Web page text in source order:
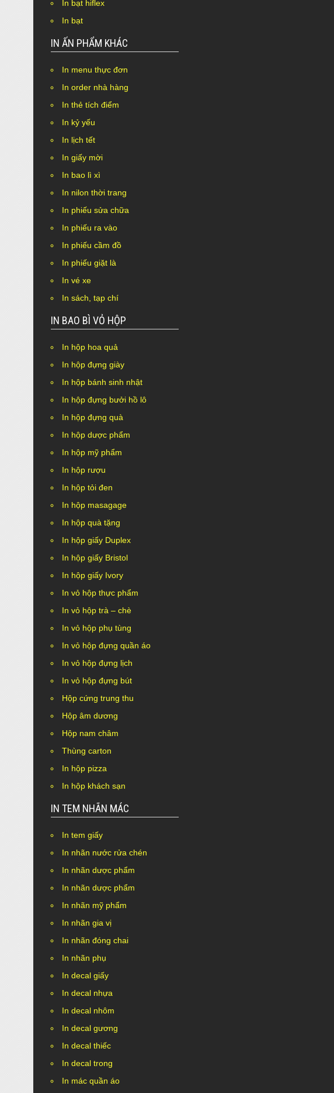
In bạt hiflex
In bạt
IN ẤN PHẨM KHÁC
In menu thực đơn
In order nhà hàng
In thẻ tích điểm
In kỷ yếu
In lịch tết
In giấy mời
In bao lì xì
In nilon thời trang
In phiếu sửa chữa
In phiếu ra vào
In phiếu cầm đồ
In phiếu giặt là
In vé xe
In sách, tạp chí
IN BAO BÌ VỎ HỘP
In hộp hoa quả
In hộp đựng giày
In hộp bánh sinh nhật
In hộp đựng bưởi hồ lô
In hộp đựng quà
In hộp dược phẩm
In hộp mỹ phẩm
In hộp rượu
In hộp tỏi đen
In hộp masagage
In hộp quà tặng
In hộp giấy Duplex
In hộp giấy Bristol
In hộp giấy Ivory
In vỏ hộp thực phẩm
In vỏ hộp trà – chè
In vỏ hộp phụ tùng
In vỏ hộp đựng quần áo
In vỏ hộp đựng lịch
In vỏ hộp đựng bút
Hộp cứng trung thu
Hộp âm dương
Hộp nam châm
Thùng carton
In hộp pizza
In hộp khách sạn
IN TEM NHÃN MÁC
In tem giấy
In nhãn nước rửa chén
In nhãn dược phẩm
In nhãn dược phẩm
In nhãn mỹ phẩm
In nhãn gia vị
In nhãn đóng chai
In nhãn phụ
In decal giấy
In decal nhựa
In decal nhôm
In decal gương
In decal thiếc
In decal trong
In mác quần áo